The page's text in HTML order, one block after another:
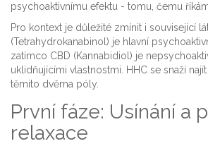
psychoaktivnímu efektu - tomu, čemu
Pro kontext je důležité zmínit i související
(Tetrahydrokanabinol) je hlavní
zatímco CBD (Kannabidiol) je
uklidňujícími vlastnostmi. HHC se snaží
těmito dvěma póly.
První fáze: Usínání a
relaxace